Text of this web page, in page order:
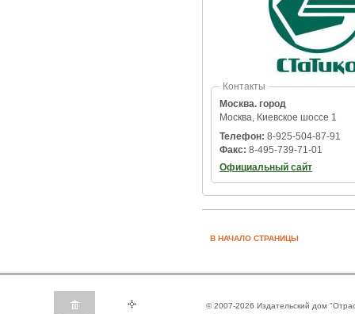
Контакты
Москва. город
Москва, Киевское шоссе 1
Телефон: 8-925-504-87-91
Факс: 8-495-739-71-01
Официальный сайт
В НАЧАЛО СТРАНИЦЫ
© 2007-2026 Издательский дом